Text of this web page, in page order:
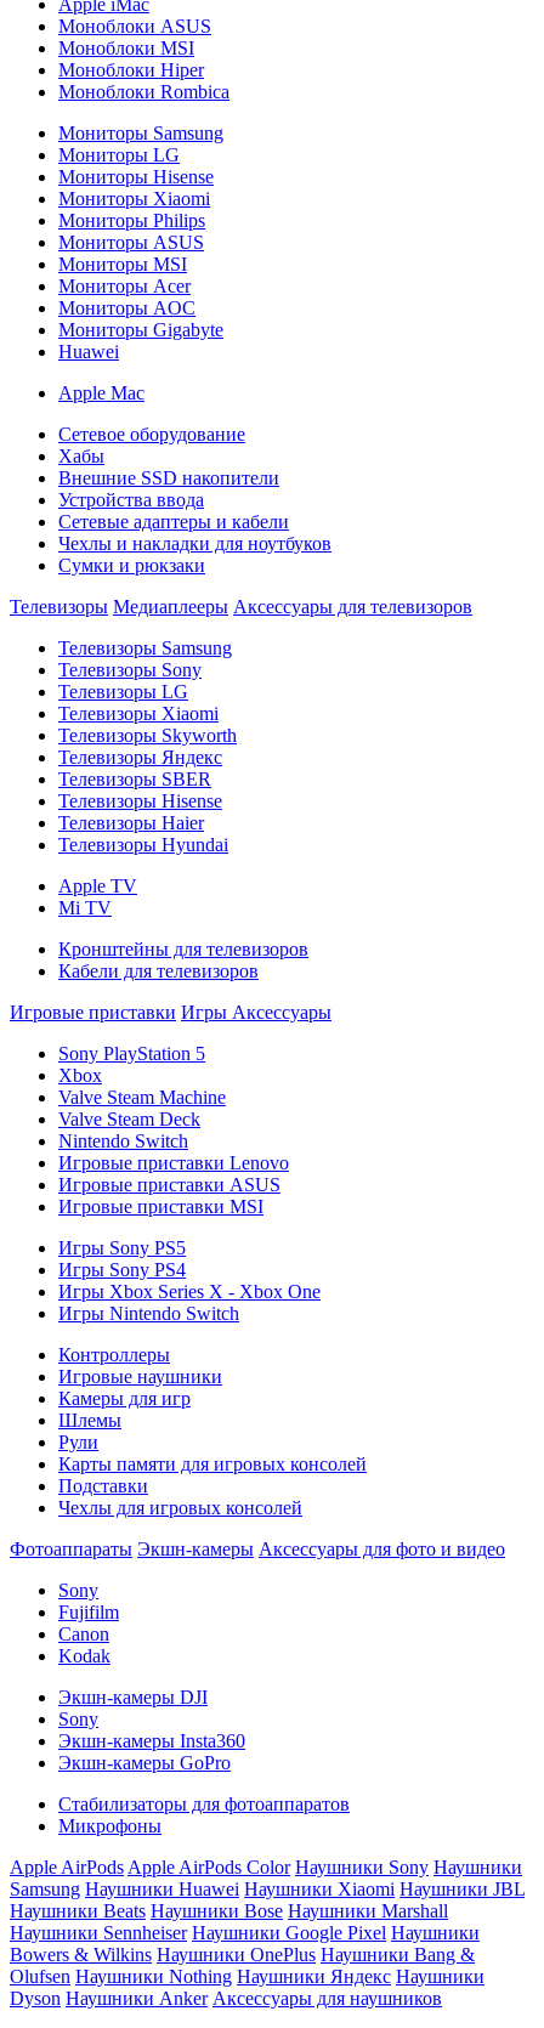
Apple iMac
Моноблоки ASUS
Моноблоки MSI
Моноблоки Hiper
Моноблоки Rombica
Мониторы Samsung
Мониторы LG
Мониторы Hisense
Мониторы Xiaomi
Мониторы Philips
Мониторы ASUS
Мониторы MSI
Мониторы Acer
Мониторы AOC
Мониторы Gigabyte
Huawei
Apple Mac
Сетевое оборудование
Хабы
Внешние SSD накопители
Устройства ввода
Сетевые адаптеры и кабели
Чехлы и накладки для ноутбуков
Сумки и рюкзаки
Телевизоры Медиаплееры Аксессуары для телевизоров
Телевизоры Samsung
Телевизоры Sony
Телевизоры LG
Телевизоры Xiaomi
Телевизоры Skyworth
Телевизоры Яндекс
Телевизоры SBER
Телевизоры Hisense
Телевизоры Haier
Телевизоры Hyundai
Apple TV
Mi TV
Кронштейны для телевизоров
Кабели для телевизоров
Игровые приставки Игры Аксессуары
Sony PlayStation 5
Xbox
Valve Steam Machine
Valve Steam Deck
Nintendo Switch
Игровые приставки Lenovo
Игровые приставки ASUS
Игровые приставки MSI
Игры Sony PS5
Игры Sony PS4
Игры Xbox Series X - Xbox One
Игры Nintendo Switch
Контроллеры
Игровые наушники
Камеры для игр
Шлемы
Рули
Карты памяти для игровых консолей
Подставки
Чехлы для игровых консолей
Фотоаппараты Экшн-камеры Аксессуары для фото и видео
Sony
Fujifilm
Canon
Kodak
Экшн-камеры DJI
Sony
Экшн-камеры Insta360
Экшн-камеры GoPro
Стабилизаторы для фотоаппаратов
Микрофоны
Apple AirPods Apple AirPods Color Наушники Sony Наушники
Samsung Наушники Huawei Наушники Xiaomi Наушники JBL
Наушники Beats Наушники Bose Наушники Marshall
Наушники Sennheiser Наушники Google Pixel Наушники
Bowers & Wilkins Наушники OnePlus Наушники Bang &
Olufsen Наушники Nothing Наушники Яндекс Наушники
Dyson Наушники Anker Аксессуары для наушников